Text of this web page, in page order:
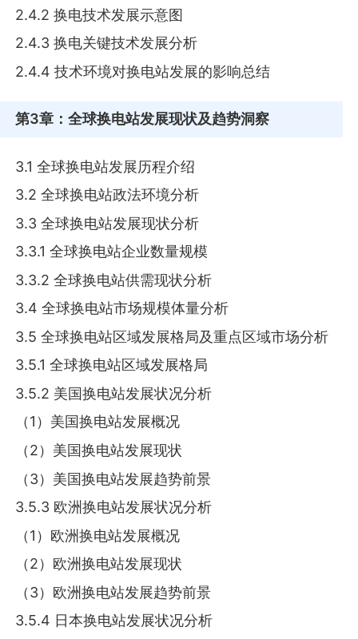
2.4.2 换电技术发展示意图
2.4.3 换电关键技术发展分析
2.4.4 技术环境对换电站发展的影响总结
第3章 ：全球换电站发展现状及趋势洞察
3.1 全球换电站发展历程介绍
3.2 全球换电站政法环境分析
3.3 全球换电站发展现状分析
3.3.1 全球换电站企业数量规模
3.3.2 全球换电站供需现状分析
3.4 全球换电站市场规模体量分析
3.5 全球换电站区域发展格局及重点区域市场分析
3.5.1 全球换电站区域发展格局
3.5.2 美国换电站发展状况分析
（1）美国换电站发展概况
（2）美国换电站发展现状
（3）美国换电站发展趋势前景
3.5.3 欧洲换电站发展状况分析
（1）欧洲换电站发展概况
（2）欧洲换电站发展现状
（3）欧洲换电站发展趋势前景
3.5.4 日本换电站发展状况分析